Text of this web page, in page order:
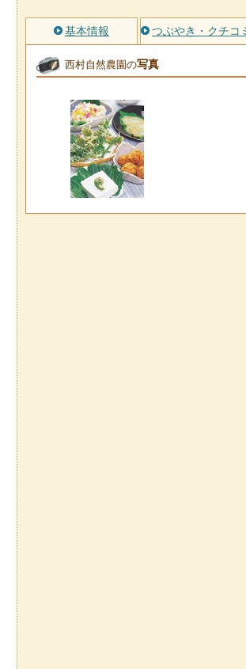
基本情報 つぶやき・クチコ
西村自然農園の写真